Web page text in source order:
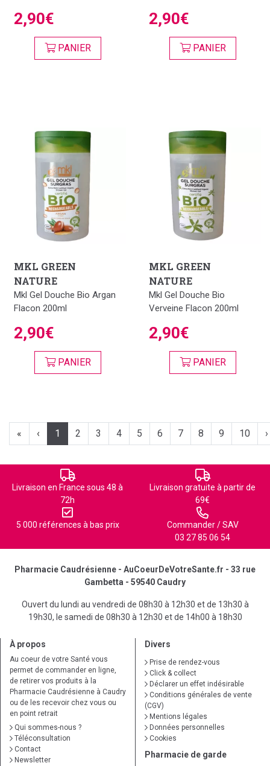
2,90€
PANIER
2,90€
PANIER
MKL GREEN
NATURE
Mkl Gel Douche Bio Argan
Flacon 200ml
2,90€
PANIER
MKL GREEN
NATURE
Mkl Gel Douche Bio
Verveine Flacon 200ml
2,90€
PANIER
« ‹ 1 2 3 4 5 6 7 8 9 10 ›
Livraison en France sous 48 à
72h
Livraison gratuite à partir de
69€
5 000 références à bas prix
Commander / SAV
03 27 85 06 54
Pharmacie Caudrésienne - AuCoeurDeVotreSante.fr - 33 rue
Gambetta - 59540 Caudry
Ouvert du lundi au vendredi de 08h30 à 12h30 et de 13h30 à
19h30, le samedi de 08h30 à 12h30 et de 14h00 à 18h30
À propos
Au coeur de votre Santé vous
permet de commander en ligne,
de retirer vos produits à la
Pharmacie Caudrésienne à Caudry
ou de les recevoir chez vous ou
en point retrait
Qui sommes-nous ?
Téléconsultation
Contact
Newsletter
Divers
Prise de rendez-vous
Click & collect
Déclarer un effet indésirable
Conditions générales de vente
(CGV)
Mentions légales
Données personnelles
Cookies
Pharmacie de garde